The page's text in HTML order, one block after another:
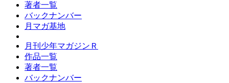
著者一覧
バックナンバー
月マガ基地
月刊少年マガジンＲ
作品一覧
著者一覧
バックナンバー